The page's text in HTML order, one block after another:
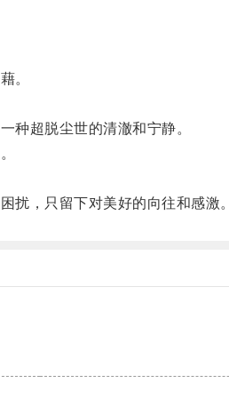
。
超脱尘世的清澈和宁静。
，只留下对美好的向往和感激。